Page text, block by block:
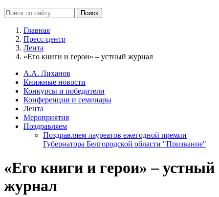
Главная
Пресс-центр
Лента
«Его книги и герои» – устный журнал
А.А. Лиханов
Книжные новости
Конкурсы и победители
Конференции и семинары
Лента
Мероприятия
Поздравляем
Поздравляем лауреатов ежегодной премии
Губернатора Белгородской области "Призвание"
«Его книги и герои» – устный
журнал